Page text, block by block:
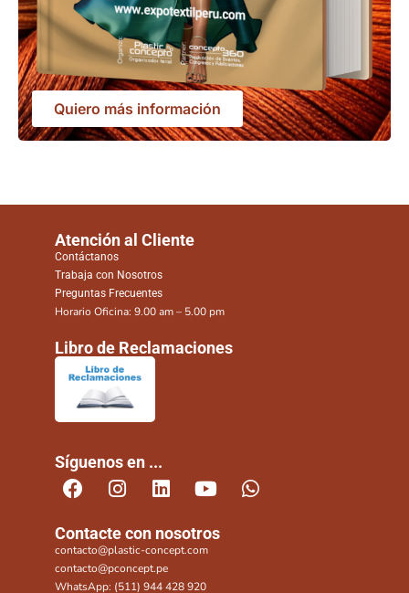
Quiero más información
Atención al Cliente
Contáctanos
Trabaja con Nosotros
Preguntas Frecuentes
Horario Oficina: 9.00 am – 5.00 pm
Libro de Reclamaciones
Síguenos en ...
Contacte con nosotros
contacto@plastic-concept.com
contacto@pconcept.pe
WhatsApp: (511) 944 428 920